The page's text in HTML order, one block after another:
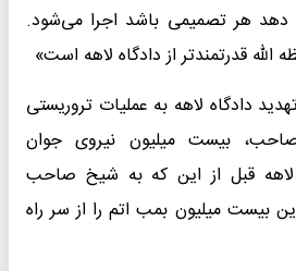
دهد هر تصمیمی باشد اجرا می‌شود.
الله قدرتمند‌تر از دادگاه لاهه است»
دادگاه لاهه به عملیات تروریستی
بیست میلیون نیروی جوان
لاهه قبل از این که به شیخ صاحب
بیست میلیون بمب اتم را از سر راه